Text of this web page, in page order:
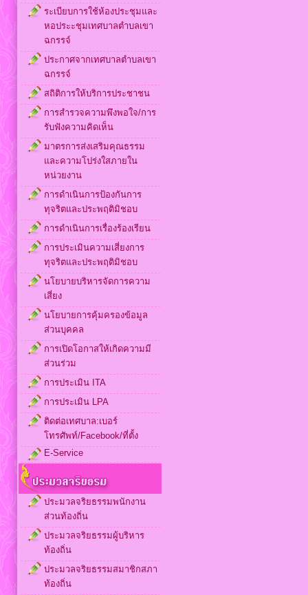
ระเบียบการใช้ห้องประชุมและ
หอประะชุมเทศบาลตำบลเขา
ฉกรรจ์
ประกาศจากเทศบาลตำบลเขา
ฉกรรจ์
สถิติการให้บริการประชาชน
การสำรวจความพึงพอใจ/การ
รับฟังความคิดเห็น
มาตรการส่งเสริมคุณธรรม
และความโปร่งใสภายใน
หน่วยงาน
การดำเนินการป้องกันการ
ทุจริตและประพฤติมิชอบ
การดำเนินการเรื่องร้องเรียน
การประเมินความเสี่ยงการ
ทุจริตและประพฤติมิชอบ
นโยบายบริหารจัดการความ
เสี่ยง
นโยบายการคุ้มครองข้อมูล
ส่วนบุคคล
การเปิดโอกาสให้เกิดความมี
ส่วนร่วม
การประเมิน ITA
การประเมิน LPA
ติดต่อเทศบาล:เบอร์
โทรศัพท์/Facebook/ที่ตั้ง
E-Service
ประมวลจริยธรรมพนักงาน
ส่วนท้องถิ่น
ประมวลจริยธรรมผู้บริหาร
ท้องถิ่น
ประมวลจริยธรรมสมาชิกสภา
ท้องถิ่น